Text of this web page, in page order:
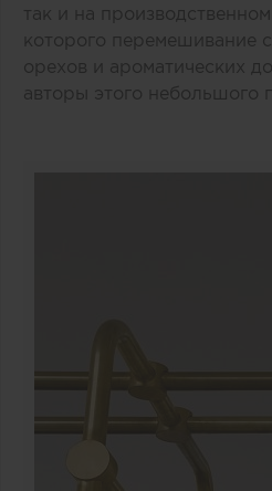
так и на
которого перемешивание
орехов и ароматических
авторы этого небольшого